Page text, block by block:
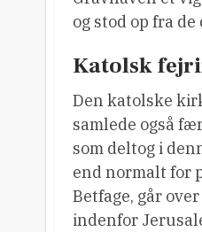
og stod op fra de
Katolsk
Den katolske
samlede også
som deltog i
end normalt for
Betfage, går
indenfor